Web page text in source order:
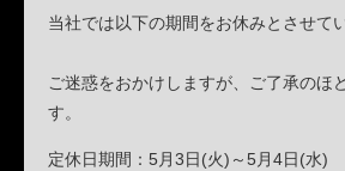
当社では以下の期間をお休みとさせて
ご迷惑をおかけしますが、ご了承のほ
す。
定休日期間：5月3日(火)～5月4日(水)